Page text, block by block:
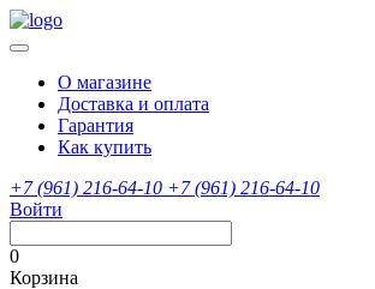
О магазине
Доставка и оплата
Гарантия
Как купить
+7 (961) 216-64-10 +7 (961) 216-64-10
Войти
0
Корзина